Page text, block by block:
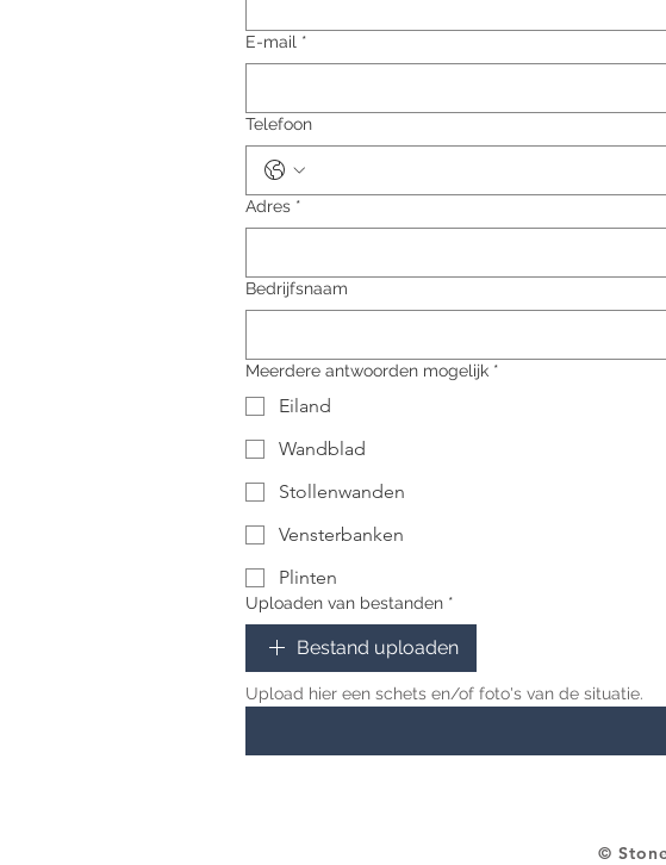
E-mail *
Telefoon
Adres *
Bedrijfsnaam
Meerdere antwoorden mogelijk *
Eiland
Wandblad
Stollenwanden
Vensterbanken
Plinten
Uploaden van bestanden *
Bestand uploaden
Upload hier een schets en/of foto's van de situatie.
©